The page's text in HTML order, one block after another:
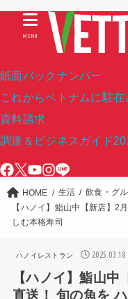
紙面バックナンバー
これからベトナムに駐
資料請求
調達＆ビジネスガイド
MENU
HOME 生活 飲食・グ
【ハノイ】鮨山中【新店】2
しむ本格寿司
ハノイレストラン 2025.03.18
【ハノイ】鮨山
直送！ 旬の魚を